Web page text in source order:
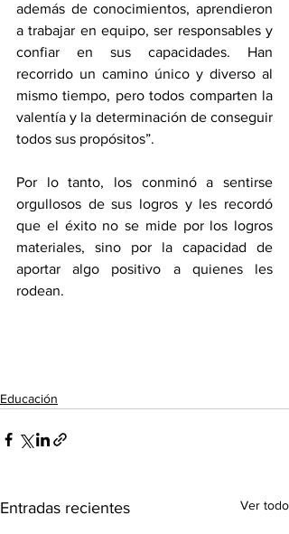
además de conocimientos, aprendieron
a trabajar en equipo, ser responsables y
confiar en sus capacidades. Han
recorrido un camino único y diverso al
mismo tiempo, pero todos comparten la
valentía y la determinación de conseguir
todos sus propósitos”.
Por lo tanto, los conminó a sentirse
orgullosos de sus logros y les recordó
que el éxito no se mide por los logros
materiales, sino por la capacidad de
aportar algo positivo a quienes les
rodean.
Educación
Entradas recientes Ver todo